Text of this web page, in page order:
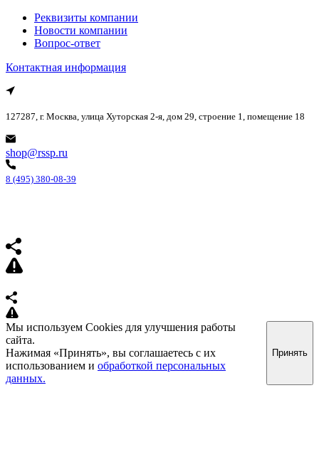
Реквизиты компании
Новости компании
Вопрос-ответ
Контактная информация
127287, г. Москва, улица Хуторская 2-я, дом 29, строение 1, помещение 18
shop@rssp.ru
8 (495) 380-08-39
Мы используем Cookies для улучшения работы
сайта.
Нажимая «Принять», вы соглашаетесь с их
использованием и обработкой персональных
данных.
Принять